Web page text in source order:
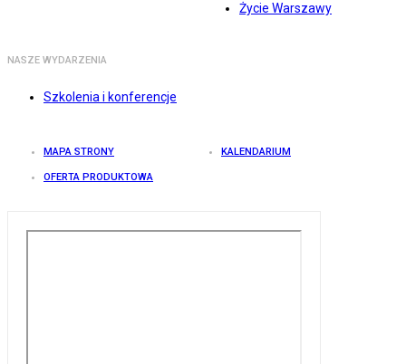
Życie Warszawy
NASZE WYDARZENIA
Szkolenia i konferencje
MAPA STRONY KALENDARIUM
OFERTA PRODUKTOWA